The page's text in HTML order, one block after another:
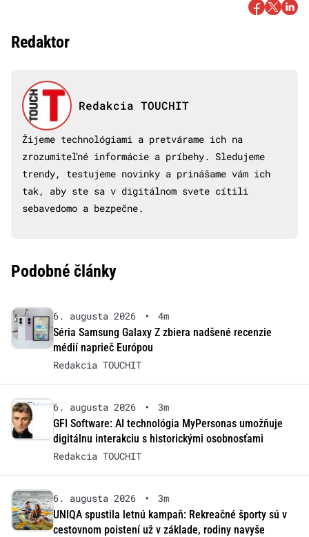
Redaktor
Redakcia TOUCHIT
Žijeme technológiami a pretvárame ich na
zrozumiteľné informácie a príbehy. Sledujeme
trendy, testujeme novinky a prinášame vám ich
tak, aby ste sa v digitálnom svete cítili
sebavedomo a bezpečne.
Podobné články
6. augusta 2026 •
4m
Séria Samsung Galaxy Z zbiera nadšené recenzie
médií naprieč Európou
Redakcia TOUCHIT
6. augusta 2026 •
3m
GFI Software: AI technológia MyPersonas umožňuje
digitálnu interakciu s historickými osobnosťami
Redakcia TOUCHIT
6. augusta 2026 •
3m
UNIQA spustila letnú kampaň: Rekreačné športy sú v
cestovnom poistení už v základe, rodiny navyše